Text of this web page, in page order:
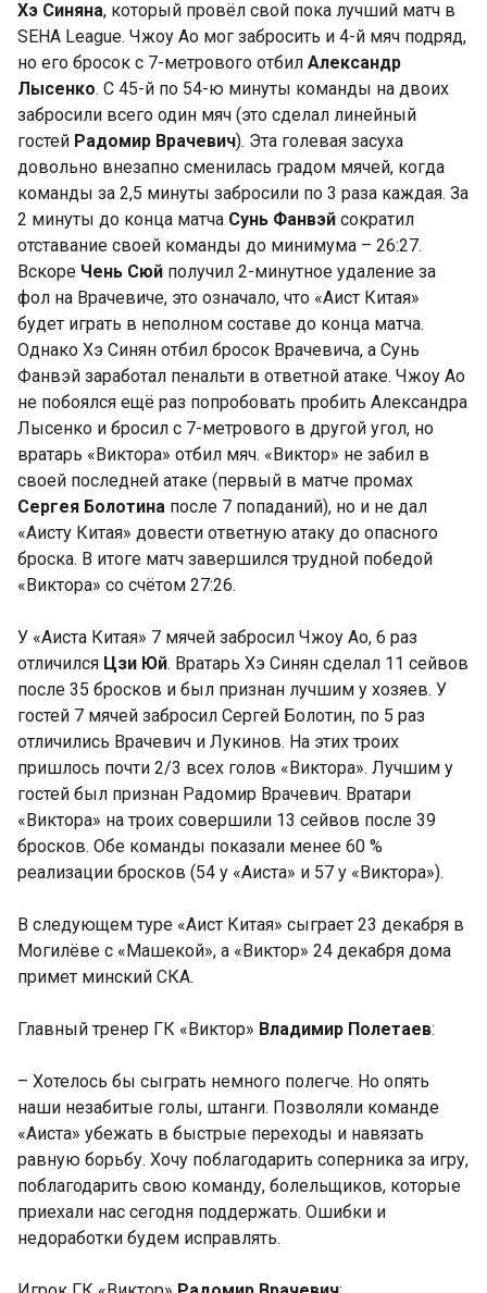
Хэ Синяна, который провёл свой пока лучший матч в
SEHA League. Чжоу Ао мог забросить и 4-й мяч подряд,
но его бросок с 7-метрового отбил Александр
Лысенко. С 45-й по 54-ю минуты команды на двоих
забросили всего один мяч (это сделал линейный
гостей Радомир Врачевич). Эта голевая засуха
довольно внезапно сменилась градом мячей, когда
команды за 2,5 минуты забросили по 3 раза каждая. За
2 минуты до конца матча Сунь Фанвэй сократил
отставание своей команды до минимума – 26:27.
Вскоре Чень Сюй получил 2-минутное удаление за
фол на Врачевиче, это означало, что «Аист Китая»
будет играть в неполном составе до конца матча.
Однако Хэ Синян отбил бросок Врачевича, а Сунь
Фанвэй заработал пенальти в ответной атаке. Чжоу Ао
не побоялся ещё раз попробовать пробить Александра
Лысенко и бросил с 7-метрового в другой угол, но
вратарь «Виктора» отбил мяч. «Виктор» не забил в
своей последней атаке (первый в матче промах
Сергея Болотина после 7 попаданий), но и не дал
«Аисту Китая» довести ответную атаку до опасного
броска. В итоге матч завершился трудной победой
«Виктора» со счётом 27:26.
У «Аиста Китая» 7 мячей забросил Чжоу Ао, 6 раз
отличился Цзи Юй. Вратарь Хэ Синян сделал 11 сейвов
после 35 бросков и был признан лучшим у хозяев. У
гостей 7 мячей забросил Сергей Болотин, по 5 раз
отличились Врачевич и Лукинов. На этих троих
пришлось почти 2/3 всех голов «Виктора». Лучшим у
гостей был признан Радомир Врачевич. Вратари
«Виктора» на троих совершили 13 сейвов после 39
бросков. Обе команды показали менее 60 %
реализации бросков (54 у «Аиста» и 57 у «Виктора»).
В следующем туре «Аист Китая» сыграет 23 декабря в
Могилёве с «Машекой», а «Виктор» 24 декабря дома
примет минский СКА.
Главный тренер ГК «Виктор» Владимир Полетаев:
– Хотелось бы сыграть немного полегче. Но опять
наши незабитые голы, штанги. Позволяли команде
«Аиста» убежать в быстрые переходы и навязать
равную борьбу. Хочу поблагодарить соперника за игру,
поблагодарить свою команду, болельщиков, которые
приехали нас сегодня поддержать. Ошибки и
недоработки будем исправлять.